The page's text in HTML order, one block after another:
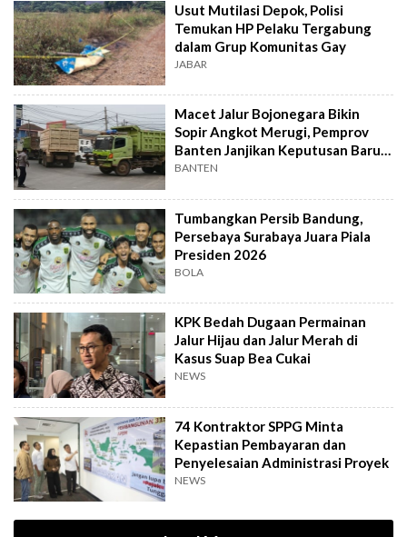
Usut Mutilasi Depok, Polisi
Temukan HP Pelaku Tergabung
dalam Grup Komunitas Gay
JABAR
Macet Jalur Bojonegara Bikin
Sopir Angkot Merugi, Pemprov
Banten Janjikan Keputusan Baru 4
Hari Lagi
BANTEN
Tumbangkan Persib Bandung,
Persebaya Surabaya Juara Piala
Presiden 2026
BOLA
KPK Bedah Dugaan Permainan
Jalur Hijau dan Jalur Merah di
Kasus Suap Bea Cukai
NEWS
74 Kontraktor SPPG Minta
Kepastian Pembayaran dan
Penyelesaian Administrasi Proyek
NEWS